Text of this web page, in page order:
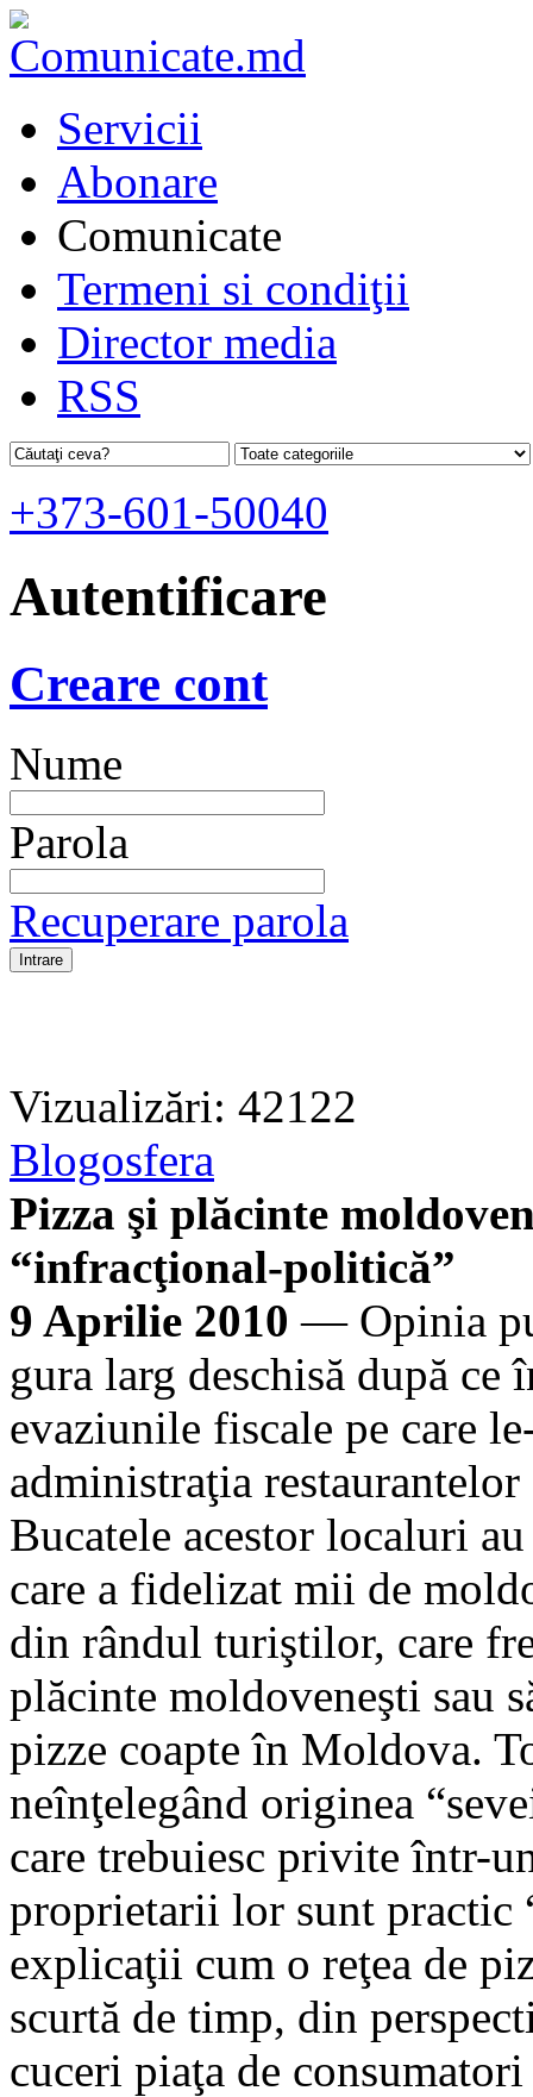
Servicii
Abonare
Comunicate
Termeni si condiţii
Director media
RSS
+373-601-50040
Autentificare
Creare cont
Nume
Parola
Recuperare parola
Vizualizări: 42122
Blogosfera
Pizza şi plăcinte
“infracţional-politică”
9 Aprilie 2010 — Opinia
gura larg deschisă după ce
evaziunile fiscale pe care
administraţia
Bucatele acestor localuri
care a fidelizat mii de
din rândul turiştilor, care
plăcinte moldoveneşti sau
pizze coapte în Moldova.
neînţelegând originea
care trebuiesc privite într-
proprietarii lor sunt practic
explicaţii cum o reţea de
scurtă de timp, din
cuceri piaţa de